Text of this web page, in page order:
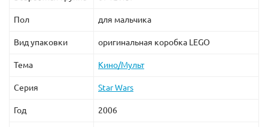
Пол для мальчика
Вид упаковки оригинальная коробка LEGO
Тема Кино/Мульт
Серия Star Wars
Год 2006